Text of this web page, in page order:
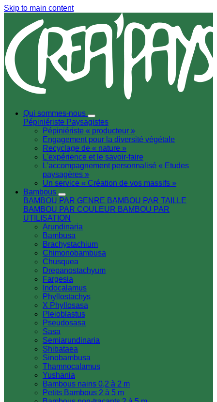
Skip to main content
Qui sommes-nous
Pépiniériste Paysagistes
Pépiniériste « producteur »
Engagement pour la diversité végétale
Recyclage de « nature »
L'expérience et le savoir-faire
L’accompagnement personnalisé « Etudes
paysagères »
Un service « Création de vos massifs »
Bambous
BAMBOU PAR GENRE BAMBOU PAR TAILLE
BAMBOU PAR COULEUR BAMBOU PAR
UTILISATION
Arundinaria
Bambusa
Brachystachium
Chimonobambusa
Chusquea
Drepanostachyum
Fargesia
Indocalamus
Phyllostachys
X Phyllosasa
Pleioblastus
Pseudosasa
Sasa
Semiarundinaria
Shibataea
Sinobambusa
Thamnocalamus
Yushania
Bambous nains 0,2 à 2 m
Petits Bambous 2 à 5 m